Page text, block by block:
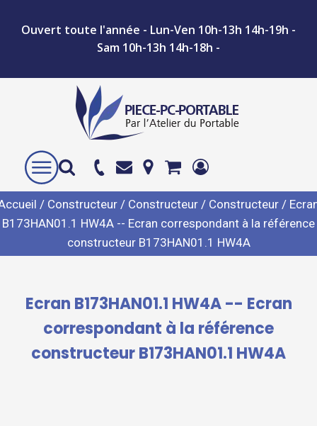
Ouvert toute l'année - Lun-Ven 10h-13h 14h-19h -
Sam 10h-13h 14h-18h -
/ Constructeur / Constructeur / Constructeur /
B173HAN01.1 HW4A -- Ecran correspondant à la référence
constructeur B173HAN01.1 HW4A
Ecran B173HAN01.1 HW4A -- Ecran
correspondant à la référence
constructeur B173HAN01.1 HW4A